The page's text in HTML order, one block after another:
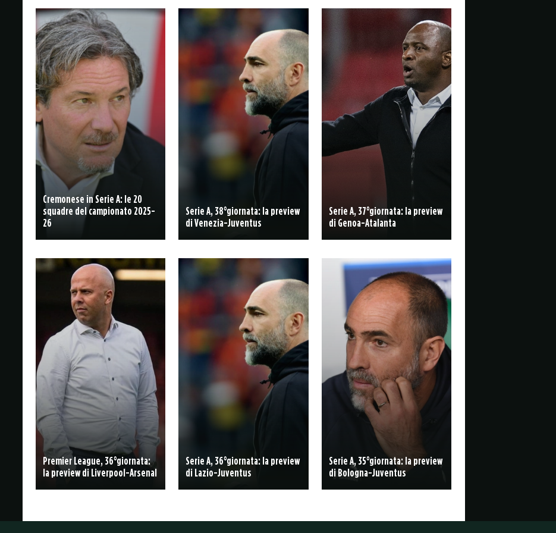
Cremonese in Serie A: le 20
squadre del campionato 2025-
26
Serie A, 38°giornata: la preview
di Venezia-Juventus
Serie A, 37°giornata: la preview
di Genoa-Atalanta
Premier League, 36°giornata:
la preview di Liverpool-Arsenal
Serie A, 36°giornata: la preview
di Lazio-Juventus
Serie A, 35°giornata: la preview
di Bologna-Juventus